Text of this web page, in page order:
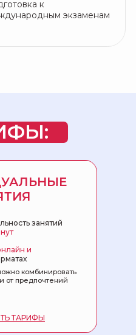
занятий
и
комбинировать
от предпочтений
ТАРИФЫ